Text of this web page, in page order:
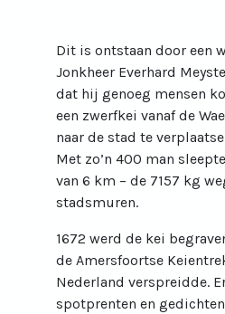
Dit is ontstaan door een
Jonkheer Everhard
dat hij genoeg mensen
een zwerfkei vanaf de
naar de stad te
Met zo’n 400 man
van 6 km – de 7157 kg
stadsmuren.
1672 werd de kei
de Amersfoortse
Nederland verspreidde.
spotprenten en